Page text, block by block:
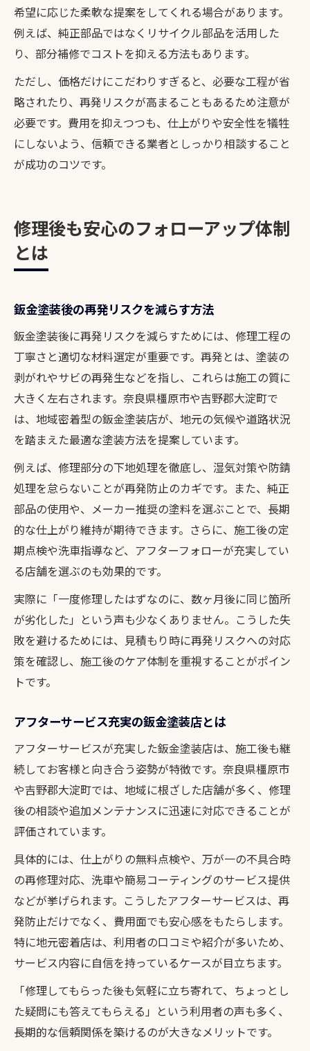
希望に応じた柔軟な提案をしてくれる場合があります。
例えば、純正部品ではなくリサイクル部品を活用した
り、部分補修でコストを抑える方法もあります。
ただし、価格だけにこだわりすぎると、必要な工程が省
略されたり、再発リスクが高まることもあるため注意が
必要です。費用を抑えつつも、仕上がりや安全性を犠牲
にしないよう、信頼できる業者としっかり相談すること
が成功のコツです。
修理後も安心のフォローアップ体制
とは
鈑金塗装後の再発リスクを減らす方法
鈑金塗装後に再発リスクを減らすためには、修理工程の
丁寧さと適切な材料選定が重要です。再発とは、塗装の
剥がれやサビの再発生などを指し、これらは施工の質に
大きく左右されます。奈良県橿原市や吉野郡大淀町で
は、地域密着型の鈑金塗装店が、地元の気候や道路状況
を踏まえた最適な塗装方法を提案しています。
例えば、修理部分の下地処理を徹底し、湿気対策や防錆
処理を怠らないことが再発防止のカギです。また、純正
部品の使用や、メーカー推奨の塗料を選ぶことで、長期
的な仕上がり維持が期待できます。さらに、施工後の定
期点検や洗車指導など、アフターフォローが充実してい
る店舗を選ぶのも効果的です。
実際に「一度修理したはずなのに、数ヶ月後に同じ箇所
が劣化した」という声も少なくありません。こうした失
敗を避けるためには、見積もり時に再発リスクへの対応
策を確認し、施工後のケア体制を重視することがポイン
トです。
アフターサービス充実の鈑金塗装店とは
アフターサービスが充実した鈑金塗装店は、施工後も継
続してお客様と向き合う姿勢が特徴です。奈良県橿原市
や吉野郡大淀町では、地域に根ざした店舗が多く、修理
後の相談や追加メンテナンスに迅速に対応できることが
評価されています。
具体的には、仕上がりの無料点検や、万が一の不具合時
の再修理対応、洗車や簡易コーティングのサービス提供
などが挙げられます。こうしたアフターサービスは、再
発防止だけでなく、費用面でも安心感をもたらします。
特に地元密着店は、利用者の口コミや紹介が多いため、
サービス内容に自信を持っているケースが目立ちます。
「修理してもらった後も気軽に立ち寄れて、ちょっとし
た疑問にも答えてもらえる」という利用者の声も多く、
長期的な信頼関係を築けるのが大きなメリットです。